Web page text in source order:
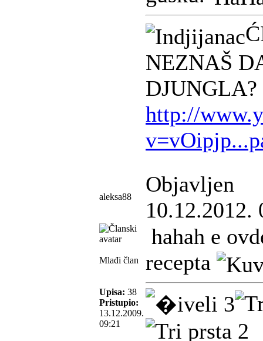
NEZNAŠ
DJUNGLA?
http://
aleksa88
Objavljen
10.12.2012.
Mlađi član
Upisa: 38
Pristupio:
13.12.2009.
09:21
hahah e
recepta